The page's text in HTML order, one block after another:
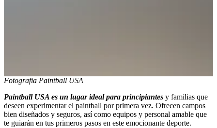
Fotografia Paintball USA
Paintball USA es un lugar ideal para principiantes y familias que
deseen experimentar el paintball por primera vez. Ofrecen campos
bien diseñados y seguros, así como equipos y personal amable que
te guiarán en tus primeros pasos en este emocionante deporte.